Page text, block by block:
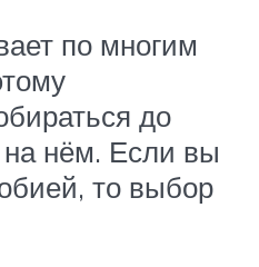
по многим
до
нём. Если вы
то выбор